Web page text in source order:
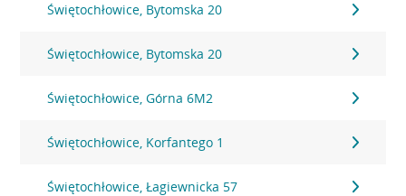
Świętochłowice, Bytomska 20
Świętochłowice, Bytomska 20
Świętochłowice, Górna 6M2
Świętochłowice, Korfantego 1
Świętochłowice, Łagiewnicka 57